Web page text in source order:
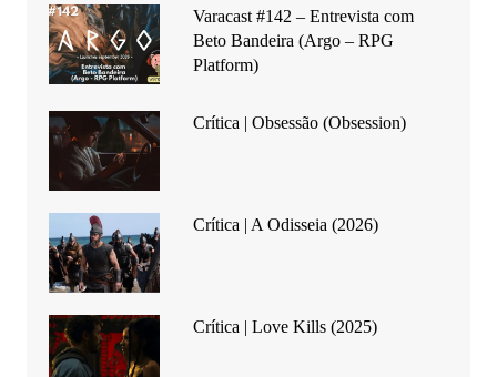
Varacast #142 – Entrevista com
Beto Bandeira (Argo – RPG
Platform)
Crítica | Obsessão (Obsession)
Crítica | A Odisseia (2026)
Crítica | Love Kills (2025)